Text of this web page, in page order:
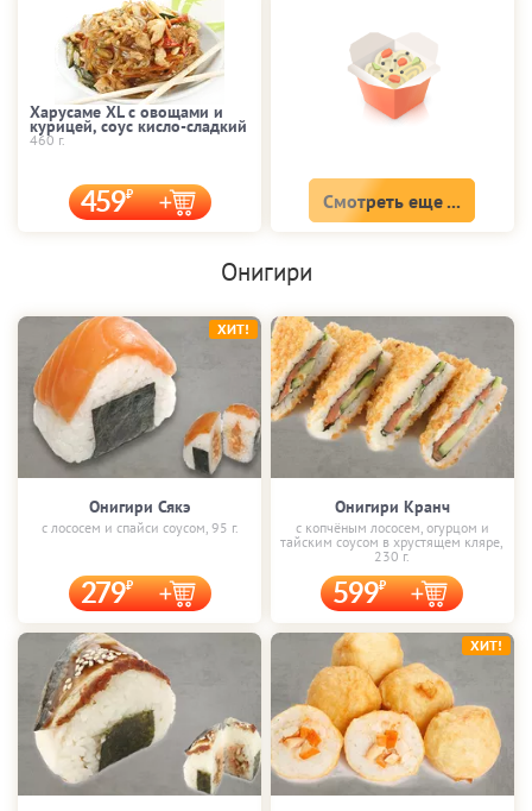
Харусаме XL с овощами и
курицей, соус кисло-сладкий
460 г.
459 Смотреть еще ...
Онигири
Онигири Сякэ
с лососем и спайси соусом, 95 г.
279
ХИТ!
Онигири Кранч
с копчёным лососем, огурцом и
тайским соусом в хрустящем кляре,
230 г.
599
ХИТ!